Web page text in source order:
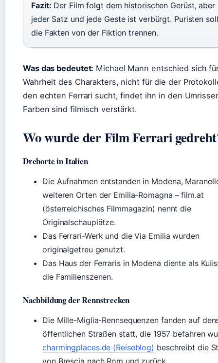
Fazit: Der Film folgt dem historischen Gerüst, aber
jeder Satz und jede Geste ist verbürgt. Puristen
die Fakten von der Fiktion trennen.
Was das bedeutet: Michael Mann entschied sich
Wahrheit des Charakters, nicht für die der
den echten Ferrari sucht, findet ihn in den
Farben sind filmisch verstärkt.
Wo wurde der Film Ferrari
Drehorte in Italien
Die Aufnahmen entstanden in Modena,
weiteren Orten der Emilia-Romagna – film.at
(österreichisches Filmmagazin) nennt die
Originalschauplätze.
Das Ferrari-Werk und die Via Emilia wurden
originalgetreu genutzt.
Das Haus der Ferraris in Modena diente als
die Familienszenen.
Nachbildung der Rennstrecken
Die Mille-Miglia-Rennsequenzen fanden auf
öffentlichen Straßen statt, die 1957 befahren
charmingplaces.de (Reiseblog) beschreibt die
von Brescia nach Rom und zurück.